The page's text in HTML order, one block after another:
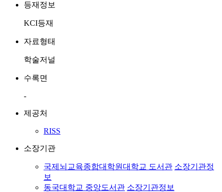
등재정보
KCI등재
자료형태
학술저널
수록면
-
제공처
RISS
소장기관
국제뇌교육종합대학원대학교 도서관 소장기관정
보
동국대학교 중앙도서관 소장기관정보